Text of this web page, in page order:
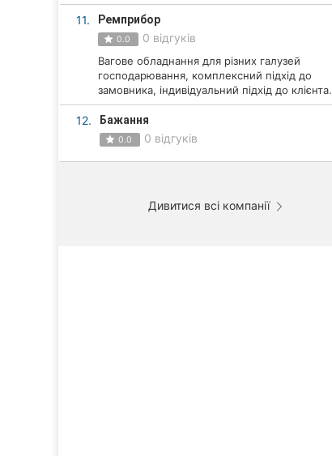
Полтава
11. Ремприбор
0.0 0 відгуків
Вагове обладнання для різних галузей
господарювання, комплексний підхід до
замовника, індивідуальний підхід до клієнта.
12. Бажання
0.0 0 відгуків
Дивитися всі компанії